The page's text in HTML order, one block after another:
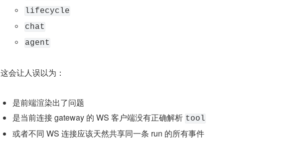
lifecycle
chat
agent
这会让人误以为：
是前端渲染出了问题
是当前连接 gateway 的 WS 客户端没有正确解析 tool
或者不同 WS 连接应该天然共享同一条 run 的所有事件